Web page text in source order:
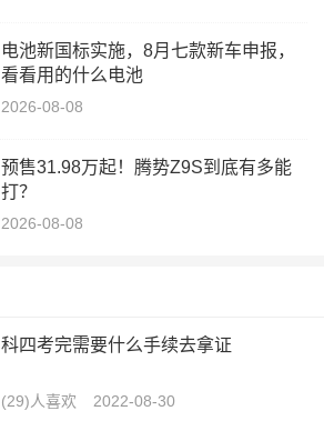
电池新国标实施，8月七款新车申报，
看看用的什么电池
2026-08-08
预售31.98万起！腾势Z9S到底有多能
打？
2026-08-08
科四考完需要什么手续去拿证
(29)人喜欢 2022-08-30